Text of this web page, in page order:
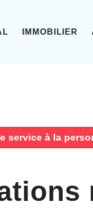
IMMOBILIER
à la